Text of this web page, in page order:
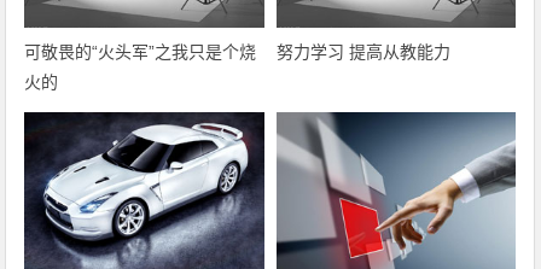
可敬畏的“火头军”之我只是个烧
火的
努力学习 提高从教能力